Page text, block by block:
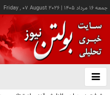
جمعه ۱۶ مرداد ۱۴۰۵ |
Friday , 07 August 2026
باز
و